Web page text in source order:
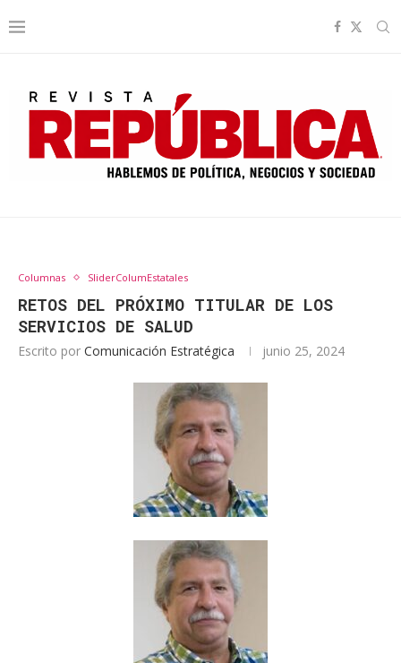
Columnas SliderColumEstatales
RETOS DEL PRÓXIMO TITULAR DE LOS
SERVICIOS DE SALUD
Escrito por Comunicación Estratégica junio 25, 2024